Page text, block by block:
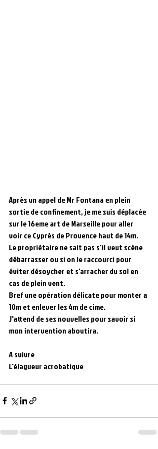
Après un appel de Mr Fontana en plein
sortie de confinement, je me suis déplacée
sur le 16eme art de Marseille pour aller
voir ce Cyprès de Provence haut de 14m.
Le propriétaire ne sait pas s'il veut scène
débarrasser ou si on le raccourci pour
éviter désoycher et s'arracher du sol en
cas de plein vent.
Bref une opération délicate pour monter a
10m et enlever les 4m de cime.
J'attend de ses nouvelles pour savoir si
mon intervention aboutira.
A suivre
L'élagueur acrobatique